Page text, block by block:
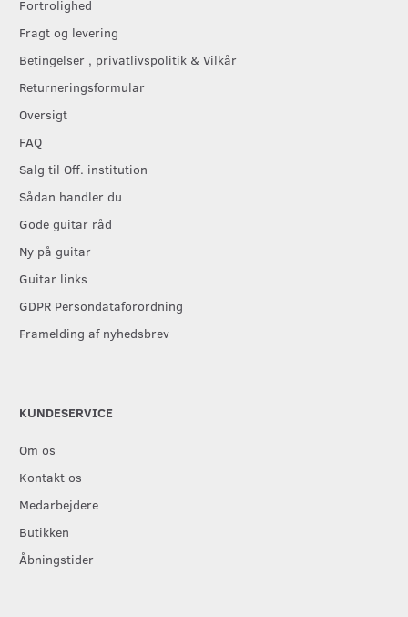
Fortrolighed
Fragt og levering
Betingelser , privatlivspolitik & Vilkår
Returneringsformular
Oversigt
FAQ
Salg til Off. institution
Sådan handler du
Gode guitar råd
Ny på guitar
Guitar links
GDPR Persondataforordning
Framelding af nyhedsbrev
KUNDESERVICE
Om os
Kontakt os
Medarbejdere
Butikken
Åbningstider